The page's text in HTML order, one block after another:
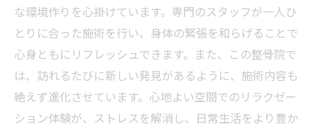
プロの施術で得られるリラクゼーション効
果
南福岡駅でのリラクゼーション体験談
な環境作りを心掛けています。専門のスタッフが一人ひ
とりに合った施術を行い、身体の緊張を和らげることで
心身ともにリフレッシュできます。また、この整骨院で
は、訪れるたびに新しい発見があるように、施術内容も
絶えず進化させています。心地よい空間でのリラクゼー
ション体験が、ストレスを解消し、日常生活をより豊か